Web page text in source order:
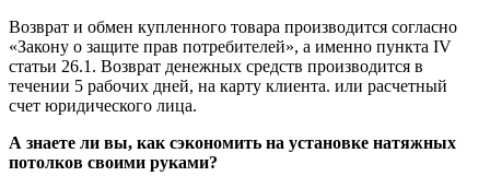
Возврат и обмен купленного товара производится согласно
«Закону о защите прав потребителей», а именно пункта IV
статьи 26.1. Возврат денежных средств производится в
течении 5 рабочих дней, на карту клиента. или расчетный
счет юридического лица.
А знаете ли вы, как сэкономить на установке натяжных
потолков своими руками?